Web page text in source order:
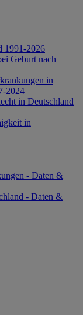
1991-2026
Geburt nach
in
2024
in Deutschland
in
- Daten &
- Daten &